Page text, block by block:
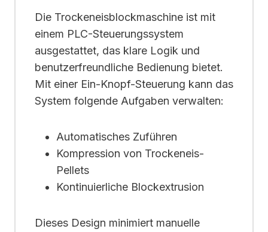
Die Trockeneisblockmaschine ist mit
einem PLC-Steuerungssystem
ausgestattet, das klare Logik und
benutzerfreundliche Bedienung bietet.
Mit einer Ein-Knopf-Steuerung kann das
System folgende Aufgaben verwalten:
Automatisches Zuführen
Kompression von Trockeneis-
Pellets
Kontinuierliche Blockextrusion
Dieses Design minimiert manuelle